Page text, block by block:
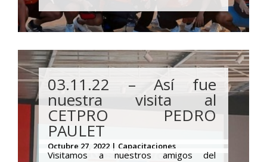
03.11.22 – Así fue
nuestra visita al
CETPRO PEDRO
PAULET
Octubre 27, 2022 | Capacitaciones
Visitamos a nuestros amigos del